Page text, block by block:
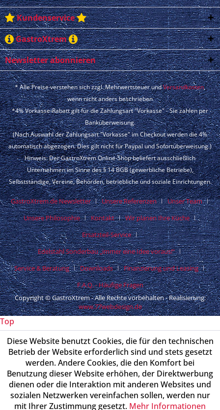
Kundenservice
GastroXtrem
Newsletter abonnieren
* Alle Preise verstehen sich zzgl. Mehrwertsteuer undVersandkosten,
wenn nicht anders beschrieben
*4% Vorkasse-Rabatt gilt für die Zahlungsart "Vorkasse" - Sie zahlen per
Banküberweisung.
(Nach Auswahl der Zahlungsart "Vorkasse" im Checkout werden die 4%
automatisch abgezogen. Dies gilt nicht für Paypal und Sofortüberweisung.)
Hinweis: Der GastroXtrem Online-Shop beliefert ausschließlich
Unternehmen im Sinne des § 14 BGB (gewerbliche Betriebe),
Selbstständige, Vereine, Behörden, betriebliche und soziale Einrichtungen.
GastroXtrem.de Newsletter Unsere Referenzen
Unser Team
Unsere Philosophie
Kontakt
Wir planen Ihre Küche
Ersatzteil-Service
Edelstahl Sonderbau „immer eine Idee voraus!“
Service & Beratung
Downloads
Finanzierung und Leasing
F.A.Q. - Häufige Fragen
Copyright © GastroXtrem - Alle Rechte vorbehalten - Realisierung:
www.77webdesign.de
Top
Diese Website benutzt Cookies, die für den technischen
Betrieb der Website erforderlich sind und stets gesetzt
werden. Andere Cookies, die den Komfort bei
Benutzung dieser Website erhöhen, der Direktwerbung
dienen oder die Interaktion mit anderen Websites und
sozialen Netzwerken vereinfachen sollen, werden nur
mit Ihrer Zustimmung gesetzt. Mehr Informationen